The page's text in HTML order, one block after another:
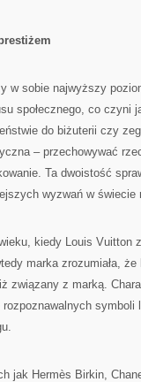
w sobie najwyższy
społecznego, co czyni
do biżuterii czy
– przechowywać
Ta dwoistość
wyzwań w świecie
kiedy Louis Vuitton
marka zrozumiała,
związany z marką.
symboli
jak Hermès Birkin,